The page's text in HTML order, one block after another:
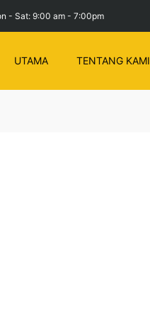
- Sat: 9:00 am - 7:00pm
UTAMA TENTANG KAMI